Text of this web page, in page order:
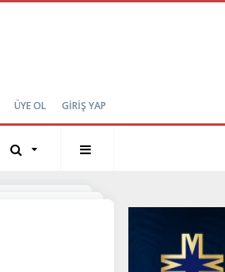
ÜYE OL GİRİŞ YAP